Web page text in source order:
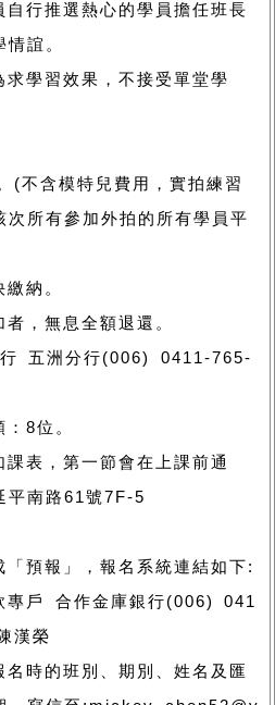
行推選熱心的學員擔任班長
誼。
學習效果，不接受單堂學
(不含模特兒費用，實拍練習
次所有參加外拍的所有學員平
納。
，無息全額退還。
五洲分行(006) 0411-765-
8位。
表，第一節會在上課前通
平南路61號7F-5
預報」，報名系統連結如下:
專戶 合作金庫銀行(006) 041
漢榮
時的班別、期別、姓名及匯